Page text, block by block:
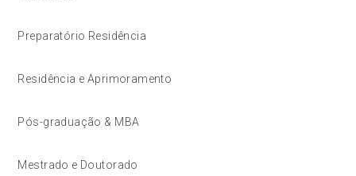
Preparatório Residência
Residência e Aprimoramento
Pós-graduação & MBA
Mestrado e Doutorado